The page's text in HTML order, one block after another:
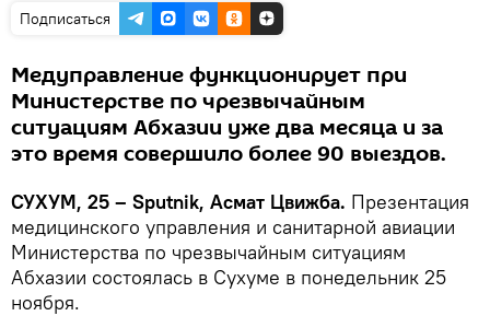
Подписаться
Медуправление функционирует при
Министерстве по чрезвычайным
ситуациям Абхазии уже два месяца и за
это время совершило более 90 выездов.
СУХУМ, 25 – Sputnik, Асмат Цвижба. Презентация
медицинского управления и санитарной авиации
Министерства по чрезвычайным ситуациям
Абхазии состоялась в Сухуме в понедельник 25
ноября.